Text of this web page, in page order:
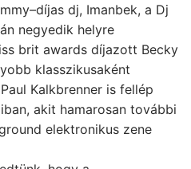
dj, Imanbek, a Dj
negyedik helyre
brit awards díjazott Becky
klasszikusaként
Kalkbrenner is fellép
akit hamarosan további
elektronikus zene